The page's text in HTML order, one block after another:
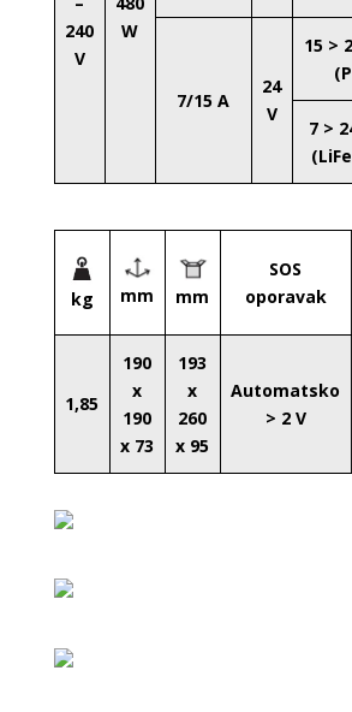
240
V
W
7/15 A
24
V
15 >
7 >
kg mm mm
SOS
oporavak
1,85
190
x
190
x 73
193
x
260
x 95
Automatsko
> 2 V